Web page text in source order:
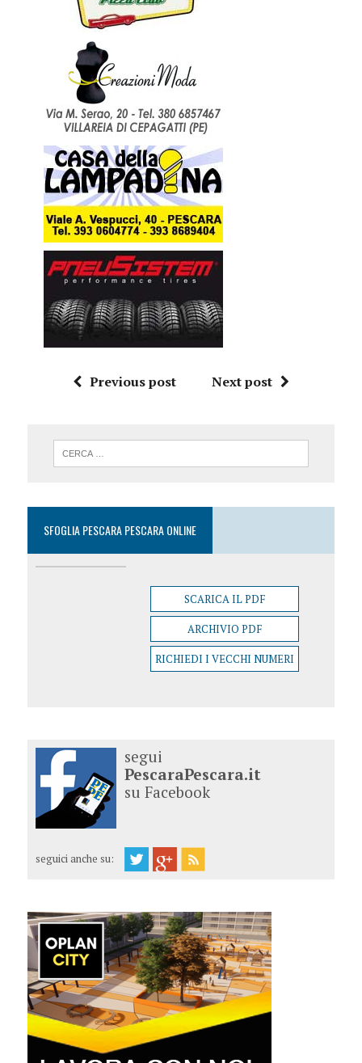
Previous post Next post
SFOGLIA PESCARA PESCARA ONLINE
SCARICA IL PDF
ARCHIVIO PDF
RICHIEDI I VECCHI NUMERI
segui
PescaraPescara.it
su Facebook
seguici anche su: